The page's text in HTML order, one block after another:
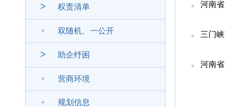
> 权责清单
双随机、一公开
> 助企纾困
营商环境
规划信息
河南
三门
河南省